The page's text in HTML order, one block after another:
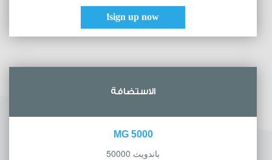
sign up now!
الاستضافة
5000 MG
باندويث 50000